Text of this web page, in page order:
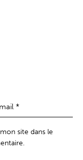
site dans le